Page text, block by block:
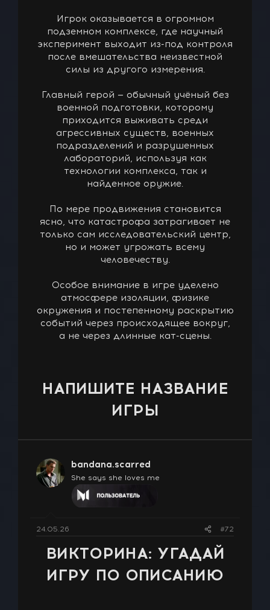
Игрок оказывается в огромном
подземном комплексе, где научный
эксперимент выходит из-под контроля
после вмешательства неизвестной
силы из другого измерения.
Главный герой — обычный учёный без
военной подготовки, которому
приходится выживать среди
агрессивных существ, военных
подразделений и разрушенных
лабораторий, используя как
технологии комплекса, так и
найденное оружие.
По мере продвижения становится
ясно, что катастрофа затрагивает не
только сам исследовательский центр,
но и может угрожать всему
человечеству.
Особое внимание в игре уделено
атмосфере изоляции, физике
окружения и постепенному раскрытию
событий через происходящее вокруг,
а не через длинные кат-сцены.
НАПИШИТЕ НАЗВАНИЕ
ИГРЫ
bandana.scarred
She says she loves me
24.05.26 #72
ВИКТОРИНА: УГАДАЙ
ИГРУ ПО ОПИСАНИЮ